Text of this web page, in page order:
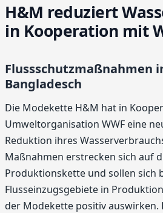
H&M reduziert
in Kooperation mit
Flussschutzmaßnahmen
Bangladesch
Die Modekette H&M hat in
Umweltorganisation WWF eine
Reduktion ihres
Maßnahmen erstrecken sich auf
Produktionskette und sollen sich
Flusseinzugsgebiete in
der Modekette positiv auswirken.